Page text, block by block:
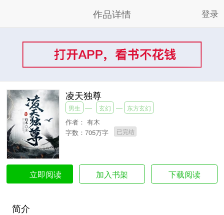
作品详情 登录
凌天独尊
男生 玄幻 东方玄幻
作者： 有木
字数：705万字
已完结
立即阅读 加入书架 下载阅读
简介